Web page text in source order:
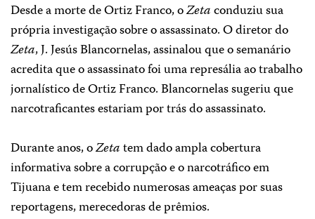
Desde a morte de Ortiz Franco, oZetaconduziu sua
própria investigação sobre o assassinato. O diretor do
Zeta, J. Jesús Blancornelas, assinalou que o semanário
acredita que o assassinato foi uma represália ao trabalho
jornalístico de Ortiz Franco. Blancornelas sugeriu que
narcotraficantes estariam por trás do assassinato.
Durante anos, oZetatem dado ampla cobertura
informativa sobre a corrupção e o narcotráfico em
Tijuana e tem recebido numerosas ameaças por suas
reportagens, merecedoras de prêmios.